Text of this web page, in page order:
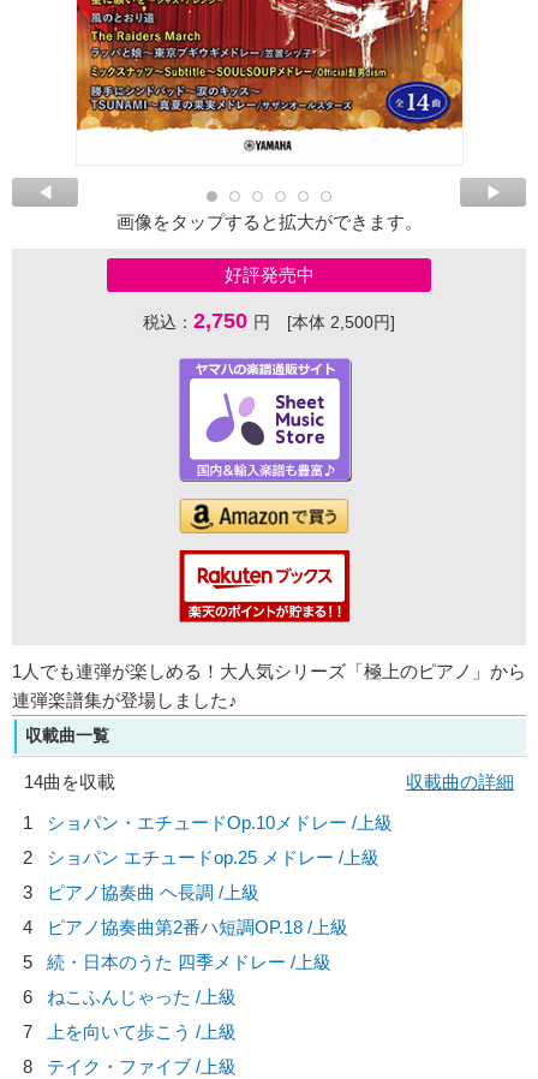
画像をタップすると拡大ができます。
好評発売中
税込： 2,750 円 [本体 2,500円]
1人でも連弾が楽しめる！大人気シリーズ「極上のピアノ」から
連弾楽譜集が登場しました♪
収載曲一覧
14曲を収載
収載曲の詳細
1
ショパン・エチュードOp.10メドレー /上級
2
ショパン エチュードop.25 メドレー /上級
3
ピアノ協奏曲 ヘ長調 /上級
4
ピアノ協奏曲第2番ハ短調OP.18 /上級
5
続・日本のうた 四季メドレー /上級
6
ねこふんじゃった /上級
7
上を向いて歩こう /上級
8
テイク・ファイブ /上級